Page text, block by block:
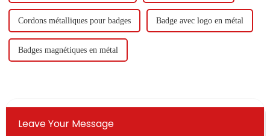
Cordons métalliques pour badges Badge avec logo en métal
Badges magnétiques en métal
Leave Your Message